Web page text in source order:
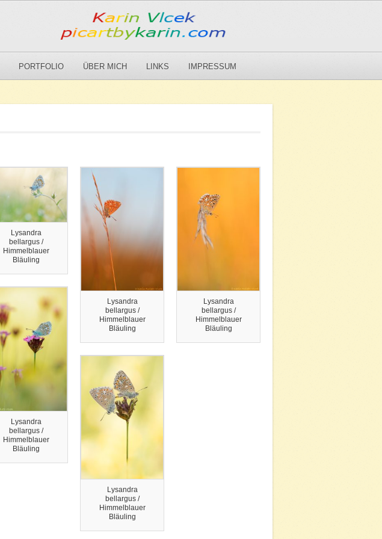
PORTFOLIO ÜBER MICH LINKS IMPRESSUM
Lysandra
bellargus /
Himmelblauer
Bläuling
Lysandra
bellargus /
Himmelblauer
Bläuling
Lysandra
bellargus /
Himmelblauer
Bläuling
Lysandra
bellargus /
Himmelblauer
Bläuling
Lysandra
bellargus /
Himmelblauer
Bläuling